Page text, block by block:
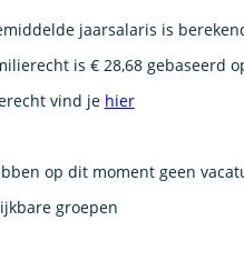
jaarsalaris is
is € 28,68 gebaseerd
vind je hier
op dit moment geen
groepen